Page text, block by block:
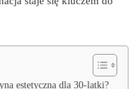
estetyczna dla 30-latki?